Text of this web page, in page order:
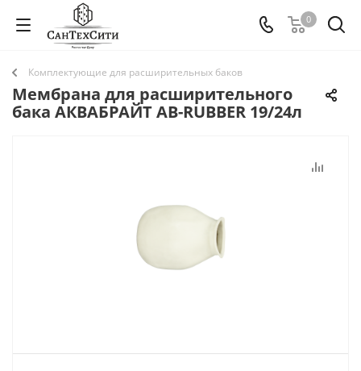
0
Комплектующие для расширительных баков
Мембрана для расширительного
бака АКВАБРАЙТ AB-RUBBER 19/24л